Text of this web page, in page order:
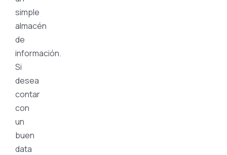
simple
almacén
de
información.
Si
desea
contar
con
un
buen
data